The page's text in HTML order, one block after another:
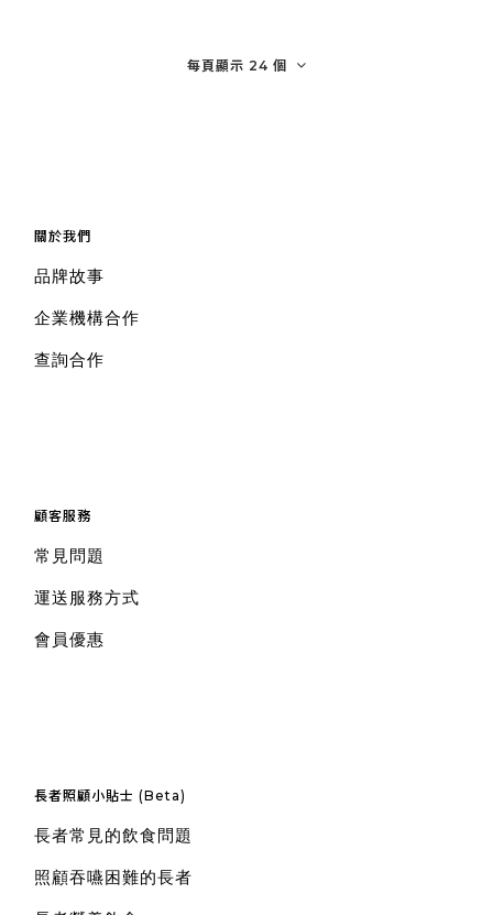
每頁顯示 24 個
關於我們
品牌故事
企業機構合作
查詢合作
顧客服務
常見問題
運送服務方式
會員優惠
長者照顧小貼士 (Beta)
長者常見的飲食問題
照顧吞嚥困難的長者